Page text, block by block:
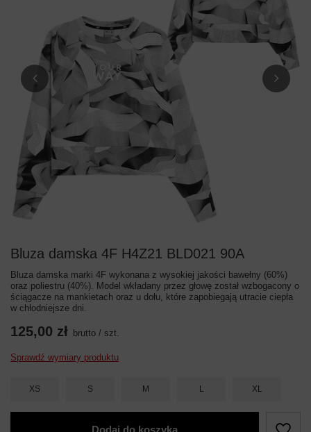
Bluza damska 4F H4Z21 BLD021 90A
Bluza damska marki 4F wykonana z wysokiej jakości bawełny (60%)
oraz poliestru (40%). Model wkładany przez głowę został wzbogacony o
ściągacze na mankietach oraz u dołu, które zapobiegają utracie ciepła
w chłodniejsze dni.
125,00 zł brutto / szt.
Sprawdź wymiary produktu
XS S M L XL
Dodaj do koszyka